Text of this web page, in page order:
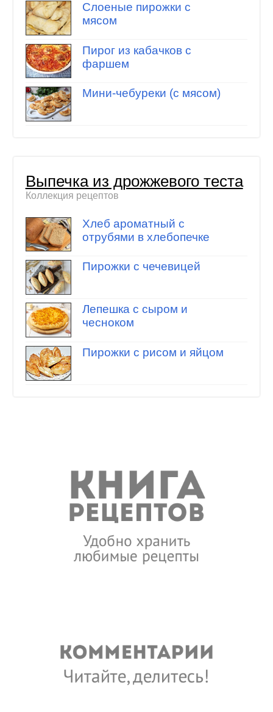
Слоеные пирожки с
мясом
Пирог из кабачков с
фаршем
Мини-чебуреки (с мясом)
Выпечка из дрожжевого теста
Коллекция рецептов
Хлеб ароматный с
отрубями в хлебопечке
Пирожки с чечевицей
Лепешка с сыром и
чесноком
Пирожки с рисом и яйцом